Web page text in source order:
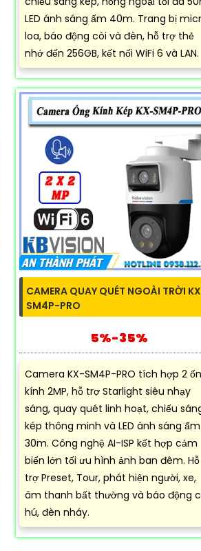
LED ánh sáng ấm 40m. Trang bị
loa, báo động còi và đèn, hỗ trợ thẻ
nhớ đến 256GB, kết nối WiFi 6 và LAN.
CAMERA QUAY QUÉT NGOÀI TRỜI
SM4P-PRO
5%-35%
Camera KX-SM4P-PRO tích hợp 2
kính 2MP, hỗ trợ Starlight siêu nhạy
sáng, quay quét linh hoạt, chiếu
kép thông minh và LED ánh sáng ấm
30m. Công nghệ AI-ISP kết hợp cảm
biến lớn tối ưu hình ảnh ban đêm. Hỗ
trợ Preset, Tour, phát hiện người, xe,
âm thanh bất thường và báo động
hú, đèn nháy.